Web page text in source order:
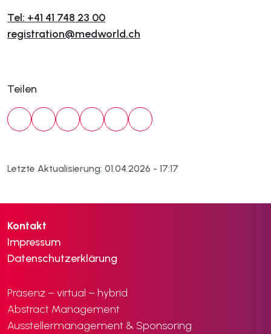
Tel: +41 41 748 23 00
registration@medworld.ch
Teilen
Letzte Aktualisierung: 01.04.2026 - 17:17
Kontakt
Impressum
Datenschutzerklärung
Präsenz – virtual – hybrid
Abstract Management
Ausstellermanagement & Sponsoring